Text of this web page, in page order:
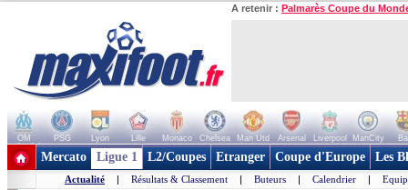
A retenir : Palmarès Coupe du
OM PSG Lyon Lille Monaco Chelsea Man Utd Arsenal Liverpool ManCity
+ de clubs
Mercato Ligue 1 L2/Coupes Etranger Coupe d'Europe Les
Actualité | Résultats & Classement | Buteurs | Calendrier |